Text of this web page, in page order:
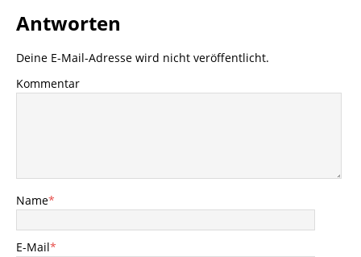
Antworten
Deine E-Mail-Adresse wird nicht veröffentlicht.
Kommentar
Name*
E-Mail*